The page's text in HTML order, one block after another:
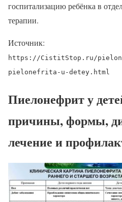
госпитализацию ребёнка в
терапии.
Источник:
https://CistitStop.ru/
pielonefrita-u-detey.html
Пиелонефрит у
причины, формы,
лечение и